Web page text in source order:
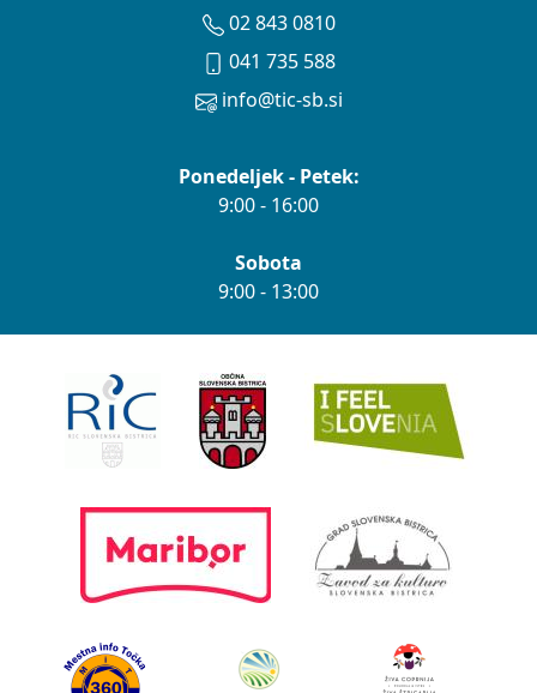
02 843 0810
041 735 588
info@tic-sb.si
Ponedeljek - Petek:
9:00 - 16:00
Sobota
9:00 - 13:00